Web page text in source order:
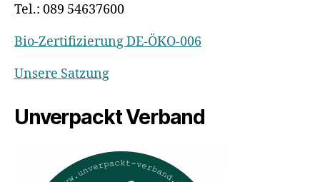
Tel.: 089 54637600
Bio-Zertifizierung DE-ÖKO-006
Unsere Satzung
Unverpackt Verband